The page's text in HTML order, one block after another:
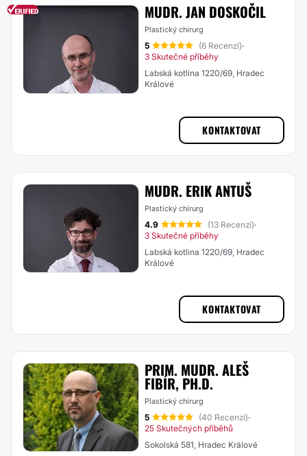
MUDR. JAN DOSKOČIL
Plastický chirurg
5 (6 Recenzí)·
3 Skutečné příběhy
Labská kotlina 1220/69, Hradec
Králové
KONTAKTOVAT
MUDR. ERIK ANTUŠ
Plastický chirurg
4.9 (13 Recenzí)·
3 Skutečné příběhy
Labská kotlina 1220/69, Hradec
Králové
KONTAKTOVAT
PRIM. MUDR. ALEŠ
FIBÍR, PH.D.
Plastický chirurg
5 (40 Recenzí)·
25 Skutečných příběhů
Sokolská 581, Hradec Králové